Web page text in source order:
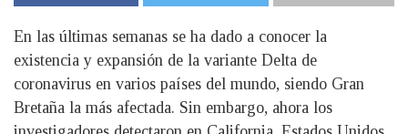
En las últimas semanas se ha dado a conocer la
existencia y expansión de la variante Delta de
coronavirus en varios países del mundo, siendo Gran
Bretaña la más afectada. Sin embargo, ahora los